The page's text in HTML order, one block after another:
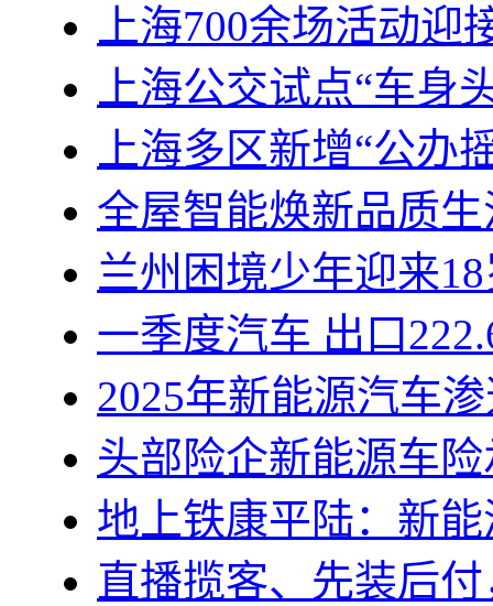
上海700余场活动迎
上海公交试点“车身
上海多区新增“公办
全屋智能焕新品质
兰州困境少年迎来
一季度汽车 出口
2025年新能源汽车
头部险企新能源车
地上铁康平陆：新
直播揽客、先装后